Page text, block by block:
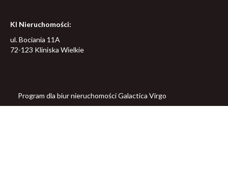
KI Nieruchomości:
ul. Bociania 11A
72-123 Kliniska Wielkie
Program dla biur nieruchomościGalactica Virgo